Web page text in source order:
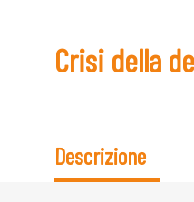
Crisi della
Descrizione